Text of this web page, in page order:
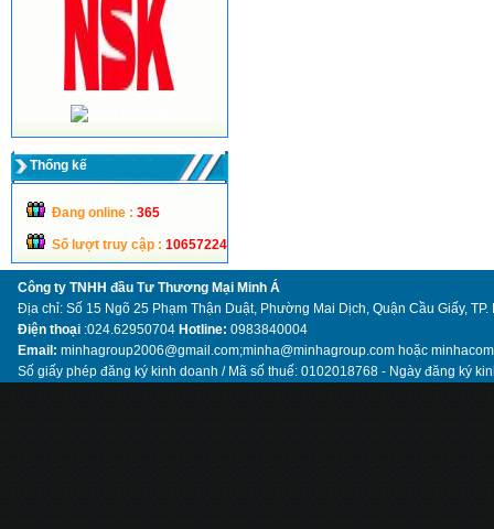
Thống kế
Đang online : 365
Số lượt truy cập : 10657224
Công ty TNHH đầu Tư Thương Mại Minh Á
Địa chỉ: Số 15 Ngõ 25 Phạm Thận Duật, Phường Mai Dịch, Quận Cầu Giấy, TP.
Điện thoại :024.62950704 Hotline: 0983840004
Email: minhagroup2006@gmail.com;minha@minhagroup.com hoặc
Số giấy phép đăng ký kinh doanh / Mã số thuế: 0102018768 - Ngày đăng ký